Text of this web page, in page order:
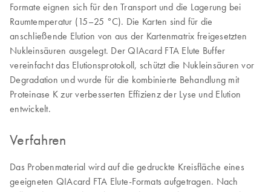
Formate eignen sich für den Transport und die Lagerung bei
Raumtemperatur (15–25 °C). Die Karten sind für die
anschließende Elution von aus der Kartenmatrix freigesetzten
Nukleinsäuren ausgelegt. Der QIAcard FTA Elute Buffer
vereinfacht das Elutionsprotokoll, schützt die Nukleinsäuren vor
Degradation und wurde für die kombinierte Behandlung mit
Proteinase K zur verbesserten Effizienz der Lyse und Elution
entwickelt.
Verfahren
Das Probenmaterial wird auf die gedruckte Kreisfläche eines
geeigneten QIAcard FTA Elute-Formats aufgetragen. Nach